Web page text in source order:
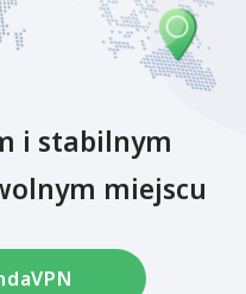
i stabilnym
miejscu